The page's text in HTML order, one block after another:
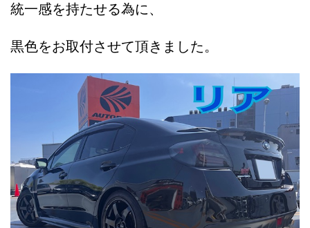
統一感を持たせる為に、
黒色をお取付させて頂きました。